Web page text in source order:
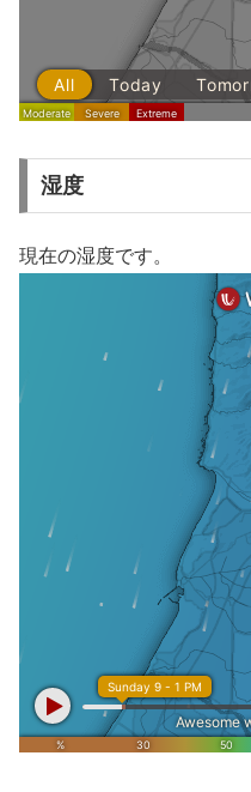
湿度
現在の湿度です。